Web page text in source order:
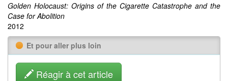
Golden Holocaust: Origins of the Cigarette Catastrophe and the
Case for Abolition
2012
Et pour aller plus loin
Réagir à cet article